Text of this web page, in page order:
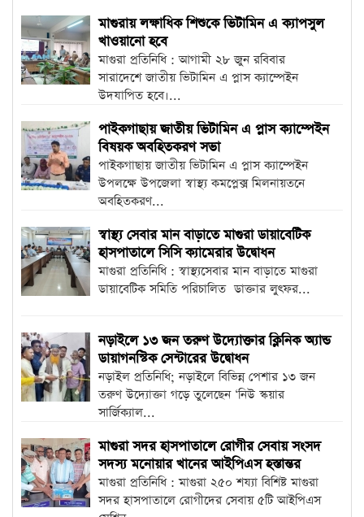
মাগুরায় লক্ষাধিক শিশুকে ভিটামিন এ ক্যাপসুল
খাওয়ানো হবে
মাগুরা প্রতিনিধি : আগামী ২৮ জুন রবিবার
সারাদেশে জাতীয় ভিটামিন এ প্লাস ক্যাম্পেইন
উদযাপিত হবে।...
পাইকগাছায় জাতীয় ভিটামিন এ প্লাস ক্যাম্পেইন
বিষয়ক অবহিতকরণ সভা
পাইকগাছায় জাতীয় ভিটামিন এ প্লাস ক্যাম্পেইন
উপলক্ষে উপজেলা স্বাস্থ্য কমপ্লেক্স মিলনায়তনে
অবহিতকরণ...
স্বাস্থ্য সেবার মান বাড়াতে মাগুরা ডায়াবেটিক
হাসপাতালে সিসি ক্যামেরার উদ্বোধন
মাগুরা প্রতিনিধি : স্বাস্থ্যসেবার মান বাড়াতে মাগুরা
ডায়াবেটিক সমিতি পরিচালিত ডাক্তার লুৎফর...
নড়াইলে ১৩ জন তরুণ উদ্যোক্তার ক্লিনিক অ্যান্ড
ডায়াগনস্টিক সেন্টারের উদ্বোধন
নড়াইল প্রতিনিধি; নড়াইলে বিভিন্ন পেশার ১৩ জন
তরুণ উদ্যোক্তা গড়ে তুলেছেন ‘নিউ স্কয়ার
সার্জিক্যাল...
মাগুরা সদর হাসপাতালে রোগীর সেবায় সংসদ
সদস্য মনোয়ার খানের আইপিএস হস্তান্তর
মাগুরা প্রতিনিধি : মাগুরা ২৫০ শয্যা বিশিষ্ট মাগুরা
সদর হাসপাতালে রোগীদের সেবায় ৫টি আইপিএস